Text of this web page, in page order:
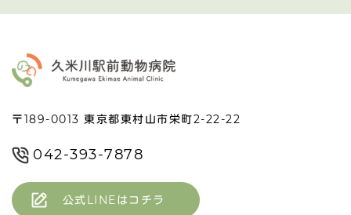
〒189-0013 東京都東村山市栄町2-22-22
042-393-7878
公式LINEはコチラ